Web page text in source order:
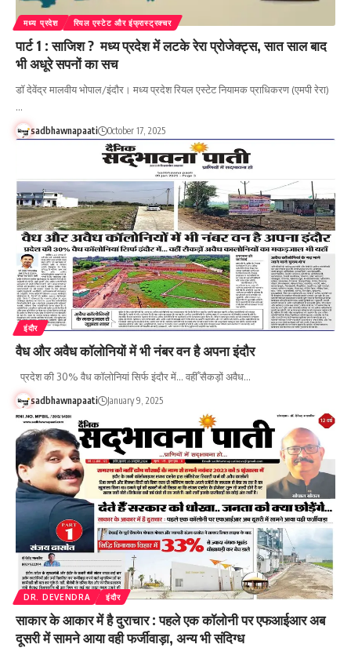
मध्य प्रदेश रियल एस्टेट और इंफ्रास्ट्रक्चर
पार्ट 1 : साजिश ? मध्य प्रदेश में लटके रेरा प्रोजेक्ट्स, सात साल बाद
भी अधूरे सपनों का सच
डॉ देवेंद्र मालवीय भोपाल/इंदौर। मध्य प्रदेश रियल एस्टेट नियामक प्राधिकरण (एमपी रेरा)
…
sadbhawnapaati October 17, 2025
इंदौर
वैध और अवैध कॉलोनियों में भी नंबर वन है अपना इंदौर
प्रदेश की 30% वैध कॉलोनियां सिर्फ इंदौर में... वहीँ सैकड़ों अवैध…
sadbhawnapaati January 9, 2025
DR. DEVENDRA इंदौर
साकार के आकार में है दुराचार : पहले एक कॉलोनी पर एफआईआर अब
दूसरी में सामने आया वही फर्जीवाड़ा, अन्य भी संदिग्ध